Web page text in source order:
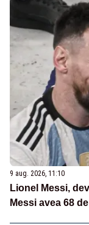
9 aug. 2026, 11:10
Lionel Messi,
Messi avea 68